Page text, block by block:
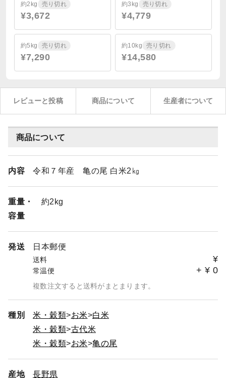
約2kg 売り切れ
¥3,672
約3kg 売り切れ
¥4,779
約5kg 売り切れ
¥7,290
約10kg 売り切れ
¥14,580
レビューと投稿 商品について 生産者について
商品について
内容 令和７年産 亀の尾 白米2㎏
重量・
容量
約2kg
発送 日本郵便
送料 ¥
常温便 + ¥ 0
複数注文すると送料がまとまります。
種別 米・穀類 お米
白米
米・穀類 古代米
米・穀類
お米 亀の尾
産地 長野県